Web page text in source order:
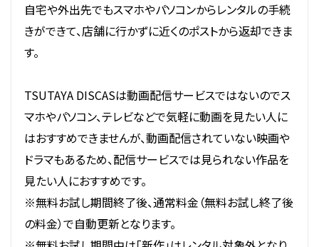
自宅や外出先でもスマホやパソコンからレンタルの手続
きができて、店舗に行かずに近くのポストから返却できま
す。
TSUTAYA DISCASは動画配信サービスではないのでス
マホやパソコン、テレビなどで気軽に動画を見たい人に
はおすすめできませんが、動画配信されていない映画や
ドラマもあるため、配信サービスでは見られない作品を
見たい人におすすめです。
※無料お試し期間終了後、通常料金（無料お試し終了後
の料金）で自動更新となります。